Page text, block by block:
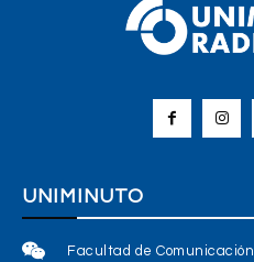
UNIMINUTO
Facultad de Comunicación